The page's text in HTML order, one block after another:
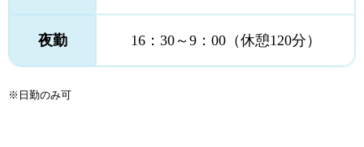
夜勤 16：30～9：00（休憩120分）
※日勤のみ可